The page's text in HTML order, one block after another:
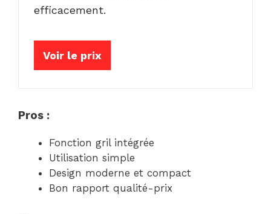
efficacement.
Voir le prix
Pros :
Fonction gril intégrée
Utilisation simple
Design moderne et compact
Bon rapport qualité-prix